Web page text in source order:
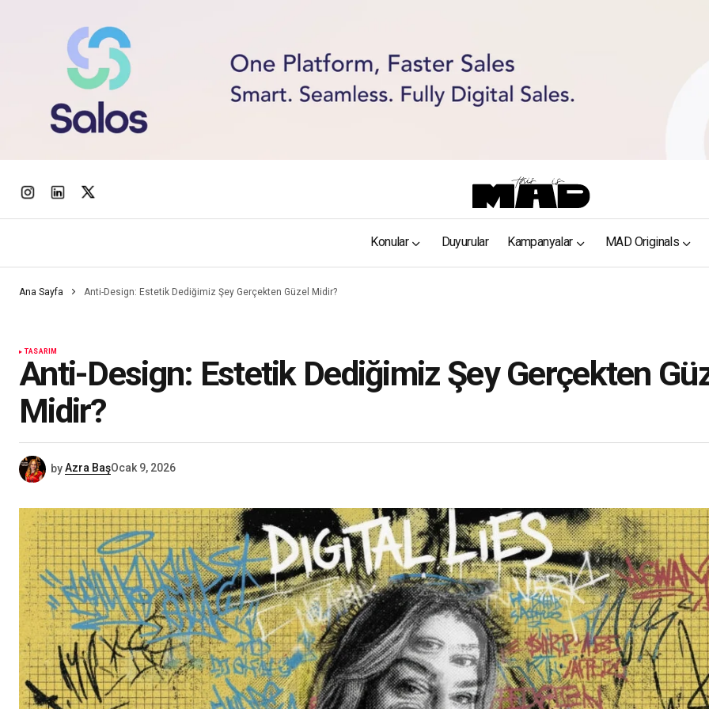
Konular Duyurular Kampanyalar MAD Originals
Ana Sayfa Anti-Design: Estetik Dediğimiz Şey Gerçekten Güzel Midir?
TASARIM
Anti-Design: Estetik Dediğimiz Şey Gerçekten
Midir?
byAzra BaşOcak 9, 2026